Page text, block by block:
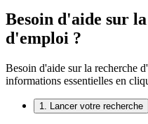
Besoin d'aide sur
d'emploi ?
Besoin d'aide sur la recherche
informations essentielles en
1. Lancer votre recherche